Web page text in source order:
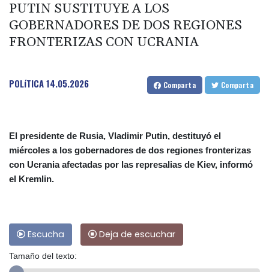
PUTIN SUSTITUYE A LOS
GOBERNADORES DE DOS REGIONES
FRONTERIZAS CON UCRANIA
POLíTICA14.05.2026 Comparta Comparta
El presidente de Rusia, Vladimir Putin, destituyó el
miércoles a los gobernadores de dos regiones fronterizas
con Ucrania afectadas por las represalias de Kiev, informó
el Kremlin.
Escucha Deja de escuchar
Tamaño del texto: